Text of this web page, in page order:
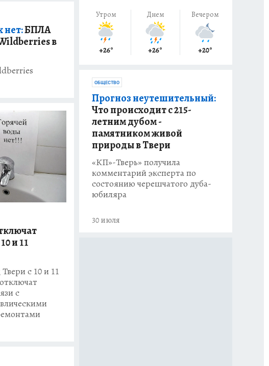
нет:БПЛА
в
и 11
с 10 и 11
с
Утром
+26°
Днем
+26°
Вечером
+20°
ОБЩЕСТВО
Прогноз неутешительный:
Что происходит с 215-
летним дубом -
памятником живой
природы в Твери
«КП»-Тверь» получила
комментарий эксперта по
состоянию черешчатого дуба-
юбиляра
30 июля